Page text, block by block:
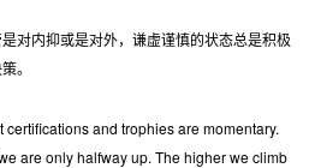
对内抑或是对外，谦虚谨慎的状态总是积极
。
and trophies are momentary.
are only halfway up. The higher we climb